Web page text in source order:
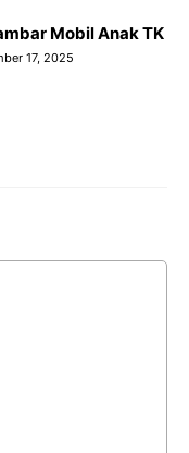
Mobil Anak TK
17, 2025